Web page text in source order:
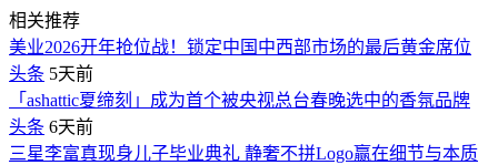
相关推荐
美业2026开年抢位战！锁定中国中西部市场的最后黄金席位
头条 5天前
「ashattic夏缔刻」成为首个被央视总台春晚选中的香氛品牌
头条 6天前
三星李富真现身儿子毕业典礼 静奢不拼Logo赢在细节与本质